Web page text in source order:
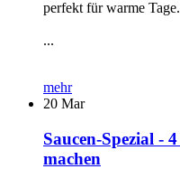
perfekt für warme Tage.
...
mehr
20 Mar
Saucen-Spezial -
machen